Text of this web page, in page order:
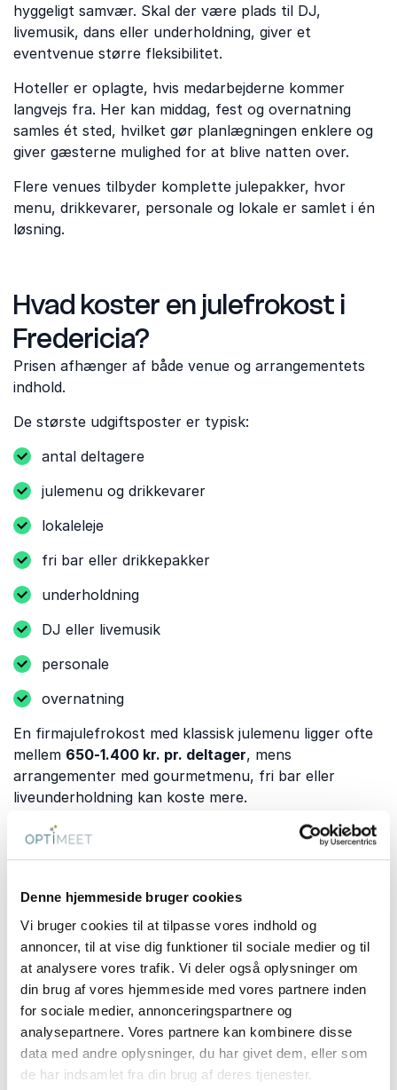
Denne hjemmeside bruger cookies
Vi bruger cookies til at tilpasse vores indhold og
annoncer, til at vise dig funktioner til sociale medier og til
at analysere vores trafik. Vi deler også oplysninger om
din brug af vores hjemmeside med vores partnere inden
for sociale medier, annonceringspartnere og
analysepartnere. Vores partnere kan kombinere disse
data med andre oplysninger, du har givet dem, eller som
de har indsamlet fra din brug af deres tjenester.
hyggeligt samvær. Skal der være plads til DJ,
livemusik, dans eller underholdning, giver et
eventvenue større fleksibilitet.
Hoteller er oplagte, hvis medarbejderne kommer
langvejs fra. Her kan middag, fest og overnatning
samles ét sted, hvilket gør planlægningen enklere og
giver gæsterne mulighed for at blive natten over.
Flere venues tilbyder komplette julepakker, hvor
menu, drikkevarer, personale og lokale er samlet i én
løsning.
Hvad koster en julefrokost i
Fredericia?
Prisen afhænger af både venue og arrangementets
indhold.
De største udgiftsposter er typisk:
antal deltagere
julemenu og drikkevarer
lokaleleje
fri bar eller drikkepakker
underholdning
DJ eller livemusik
personale
overnatning
En firmajulefrokost med klassisk julemenu ligger ofte
mellem 650-1.400 kr. pr. deltager, mens
arrangementer med gourmetmenu, fri bar eller
liveunderholdning kan koste mere.
Når I sammenligner tilbud, bør I undersøge, hvad der
venues, mens andre opkræver disse ydelser separat.
Transport, parkering og
overnatning
Fredericia er et af Danmarks vigtigste
trafikknudepunkter.